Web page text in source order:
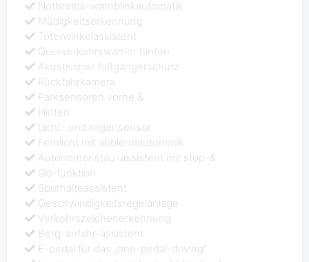
Notbrems-warnblinkautomatik
Müdigkeitserkennung
Toterwinkelassistent
Querverkehrswarner hinten
Akustischer fußgängerschutz
Rückfahrkamera
Parksensoren vorne &
Hinten
Licht- und regensensor
Fernlicht mit abblendautomatik
Autonomer stau-assistent mit stop-&
Go-funktion
Spurhalteassistent
Geschwindigkeitsregelanlage
Verkehrszeichenerkennung
Berg-anfahr-assistent
E-pedal für das „one-pedal-driving“